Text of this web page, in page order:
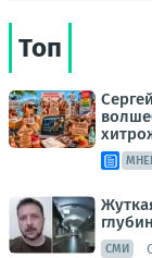
Топ
СМИ